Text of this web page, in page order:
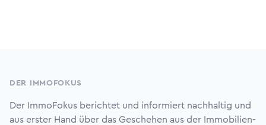
DER IMMOFOKUS
Der ImmoFokus berichtet und informiert nachhaltig und
aus erster Hand über das Geschehen aus der Immobilien-